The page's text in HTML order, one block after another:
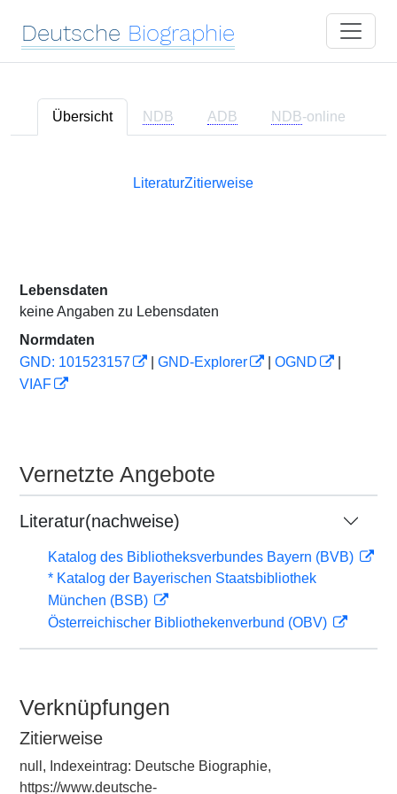
Deutsche Biographie
Übersicht NDB ADB NDB-online
LiteraturZitierweise
Lebensdaten
keine Angaben zu Lebensdaten
Normdaten
GND: 101523157
GND-Explorer OGND
VIAF
Vernetzte Angebote
Literatur(nachweise)
Katalog des Bibliotheksverbundes Bayern (BVB)
* Katalog der Bayerischen Staatsbibliothek
München (BSB)
Österreichischer Bibliothekenverbund (OBV)
Verknüpfungen
Zitierweise
null, Indexeintrag: Deutsche Biographie,
https://www.deutsche-